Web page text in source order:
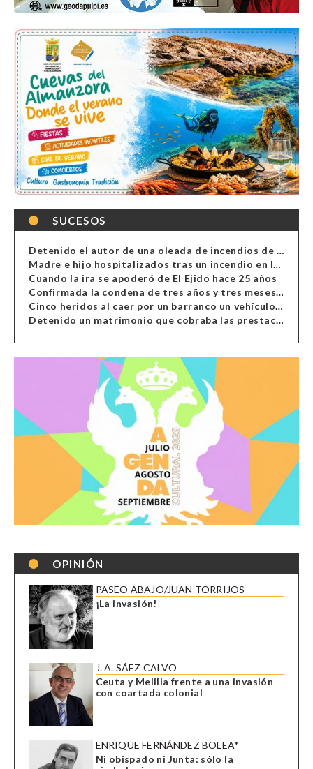
SUCESOS
Detenido el autor de una oleada de incendios de contenedores en Almería
Madre e hijo hospitalizados tras un incendio en la cocina de una vivienda en Almería
Cuando la ira se apoderó de El Ejido hace 25 años
Confirmada la condena de tres años y tres meses al hombre de Antas acusado de xenofobia
Cinco heridos al caer por un barranco un vehículo en Alcolea
Detenido un matrimonio que cobraba las prestaciones de ilegales en Almería, Granada, Málaga, Huelva y Murcia
OPINIÓN
PASEO ABAJO/JUAN TORRIJOS
¡La invasión!
J. A. SÁEZ CALVO
Ceuta y Melilla frente a una invasión
con coartada colonial
ENRIQUE FERNÁNDEZ BOLEA*
Ni obispado ni Junta: sólo la